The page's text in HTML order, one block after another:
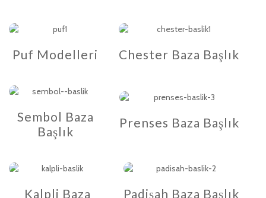
Chester Baza Başlık
Puf Modelleri
Prenses Baza Başlık
Sembol Baza
Başlık
Padişah Baza Başlık
Kalpli Baza